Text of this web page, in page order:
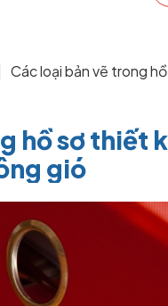
Các loại bản vẽ trong
hồ sơ thiết
gió